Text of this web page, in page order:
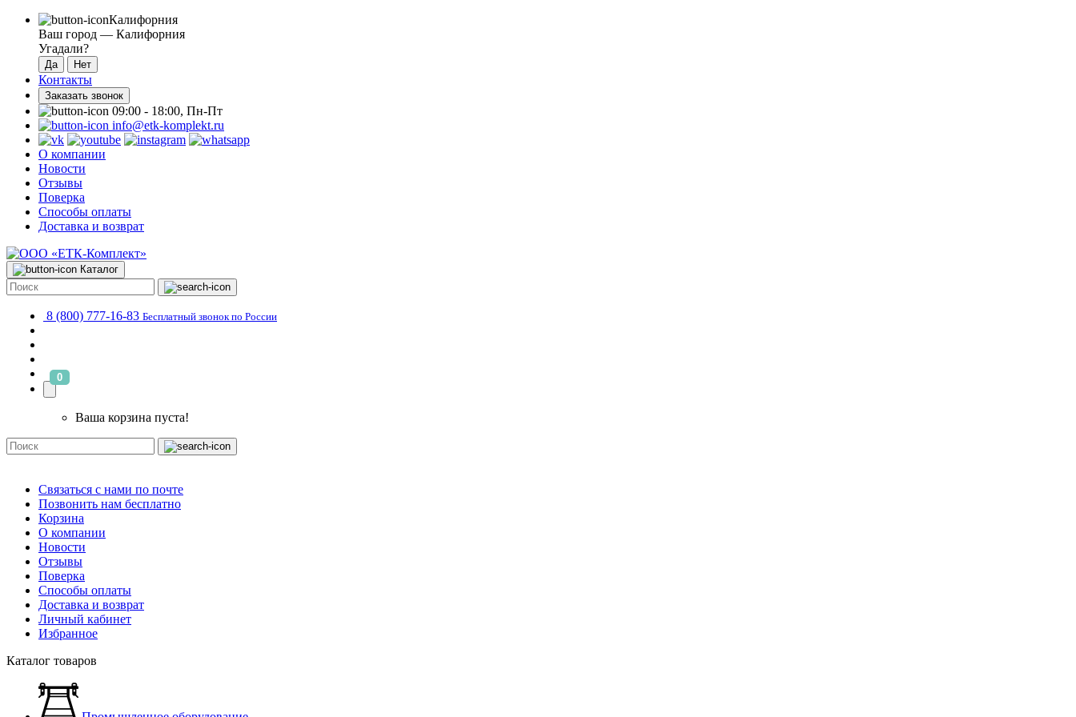
Калифорния
Ваш город — Калифорния
Угадали?
Контакты
Заказать звонок
09:00 - 18:00, Пн-Пт
info@etk-komplekt.ru
О компании
Новости
Отзывы
Поверка
Способы оплаты
Доставка и возврат
Каталог
8 (800) 777-16-83 Бесплатный звонок по России
0
Ваша корзина пуста!
Связаться с нами по почте
Позвонить нам бесплатно
Корзина
О компании
Новости
Отзывы
Поверка
Способы оплаты
Доставка и возврат
Личный кабинет
Избранное
Каталог товаров